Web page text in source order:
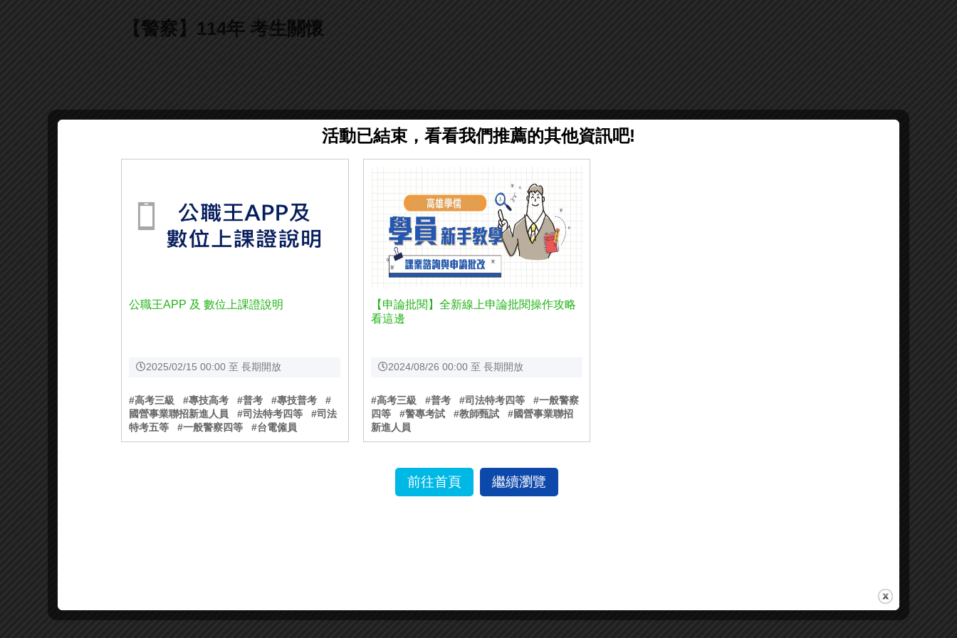
【警察】114年 考生關懷
活動已結束，看看我們推薦的其他資訊吧!
公職王APP 及 數位上課證說明
2025/02/15 00:00 至 長期開放
#高考三級 #專技高考 #普考 #專技普考
#
國營事業聯招新進人員
#司法特考四等
#司法
特考五等
#一般警察四等 #台電僱員
【申論批閱】全新線上申論批閱操作攻略
看這邊
2024/08/26 00:00 至 長期開放
#高考三級 #普考 #司法特考四等
#一般警察
四等
#警專考試 #教師甄試
#國營事業聯招
新進人員
前往首頁 繼續瀏覽